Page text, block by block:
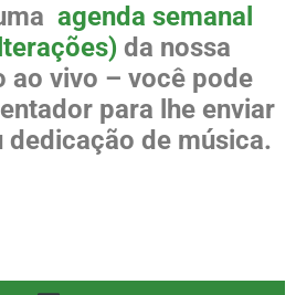
agenda semanal
da nossa
ao vivo – você pode
para lhe enviar
dedicação de música.